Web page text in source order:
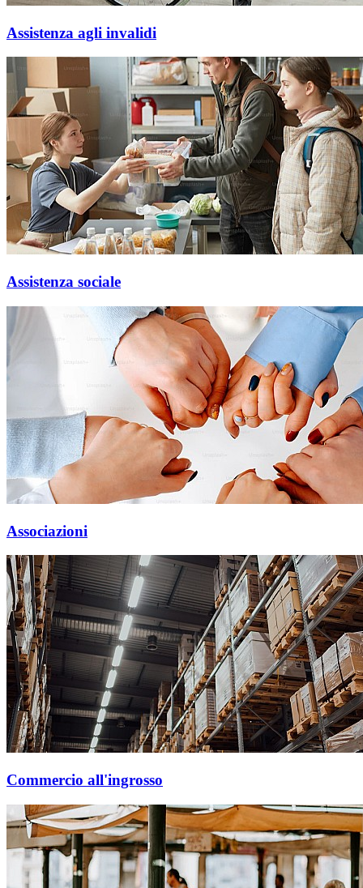
Assistenza agli invalidi
Assistenza sociale
Associazioni
Commercio all'ingrosso